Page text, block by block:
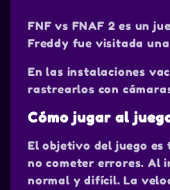
FNF vs FNAF 2 es un
Freddy fue visitada
En las instalaciones
rastrearlos con
Cómo jugar al
El objetivo del juego
no cometer errores. Al
normal y difícil. La